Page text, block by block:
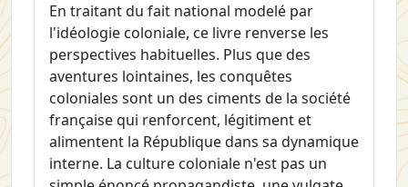
En traitant du fait national modelé par
l'idéologie coloniale, ce livre renverse les
perspectives habituelles. Plus que des
aventures lointaines, les conquêtes
coloniales sont un des ciments de la société
française qui renforcent, légitiment et
alimentent la République dans sa dynamique
interne. La culture coloniale n'est pas un